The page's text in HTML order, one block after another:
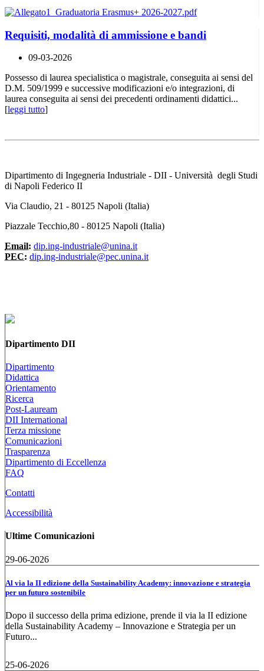
Requisiti, modalità di ammissione e bandi
09-03-2026
Possesso di laurea specialistica o magistrale, conseguita ai sensi del
D.M. 509/1999 e successive modificazioni e/o integrazioni, di
laurea conseguita ai sensi dei precedenti ordinamenti didattici...
[leggi tutto]
Dipartimento di Ingegneria Industriale - DII - Università degli Studi
di Napoli Federico II
Via Claudio, 21 - 80125 Napoli (Italia)
Piazzale Tecchio,80 - 80125 Napoli (Italia)
Email: dip.ing-industriale@unina.it
PEC: dip.ing-industriale@pec.unina.it
Dipartimento DII
Dipartimento
Didattica
Orientamento
Ricerca
Post-Lauream
DII International
Terza missione
Comunicazioni
Trasparenza
Dipartimento di Eccellenza
FAQ
Contatti
Accessibilità
Ultime Comunicazioni
29-06-2026
Al via la II edizione della Sustainability Academy: innovazione e strategia
per un futuro sostenibile
Dopo il successo della prima edizione, prende il via la II edizione
della Sustainability Academy – Innovazione e Strategia per un
Futuro...
25-06-2026